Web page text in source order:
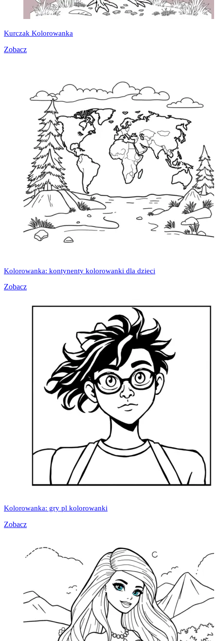
Kurczak Kolorowanka
Zobacz
Kolorowanka: kontynenty kolorowanki dla dzieci
Zobacz
Kolorowanka: gry pl kolorowanki
Zobacz